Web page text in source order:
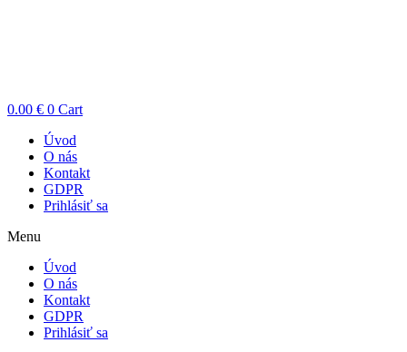
0.00 € 0 Cart
Úvod
O nás
Kontakt
GDPR
Prihlásiť sa
Menu
Úvod
O nás
Kontakt
GDPR
Prihlásiť sa